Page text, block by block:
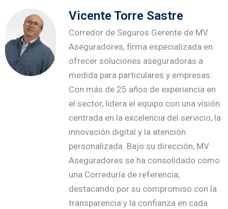
Vicente Torre Sastre
Corredor de Seguros Gerente de MV
Aseguradores, firma especializada en
ofrecer soluciones aseguradoras a
medida para particulares y empresas.
Con más de 25 años de experiencia en
el sector, lidera el equipo con una visión
centrada en la excelencia del servicio, la
innovación digital y la atención
personalizada. Bajo su dirección, MV
Aseguradores se ha consolidado como
una Correduría de referencia,
destacando por su compromiso con la
transparencia y la confianza en cada